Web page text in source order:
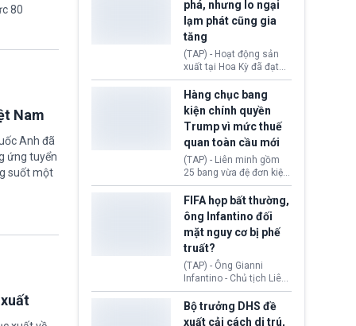
80
Nam
Anh đã
ứng tuyển
suốt một
mẫu máy bay nhỏ nhất
trong dòng 737 Max
thuộc Boeing
Commercial Airplanes
(Boeing). Động thái này
chính thức khép lại gần
một thập kỷ trì hoãn chờ
các cuộc đánh giá
nghiêm ngặt.
phá, nhưng lo ngại
lạm phát cũng gia
tăng
(TAP) - Hoạt động sản
xuất tại Hoa Kỳ đã đạt
tốc độ nhanh nhất trong
hơn 4 năm qua, cho
thấy nền kinh tế đang
phục hồi tích cực, bất
chấp tác động từ thuế
quan. Tuy nhiên, không
ít doanh nghiệp vẫn cảm
thấy áp lực lạm phát, bất
ổn địa chính trị hiện còn
nghiêm trọng hơn cả
giai đoạn đại dịch
COVID-19.
Hàng chục bang
kiện chính quyền
Trump vì mức thuế
quan toàn cầu mới
(TAP) - Liên minh gồm
25 bang vừa đệ đơn kiện
chính quyền Tổng thống
Donald Trump. Phe
nguyên đơn tin rằng,
hành động áp thuế 10 -
12,5% lên 60 đối tác
thương mại hôm 24/7
vượt quá thẩm quyền
của Tổng thống.
FIFA họp bất thường,
ông Infantino đối
mặt nguy cơ bị phế
truất?
(TAP) - Ông Gianni
Infantino - Chủ tịch Liên
đoàn Bóng đá Thế giới
(FIFA) đang đứng trước
cuộc khủng hoảng
Bộ trưởng DHS đề
xuất cải cách di trú,